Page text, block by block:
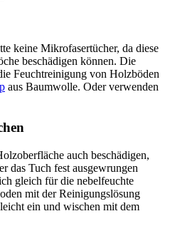
keine Mikrofasertücher, da diese
beschädigen können. Die
Feuchtreinigung von Holzböden
aus Baumwolle. Oder verwenden
auch beschädigen,
das Tuch fest ausgewrungen
gleich für die nebelfeuchte
mit der Reinigungslösung
ein und wischen mit dem